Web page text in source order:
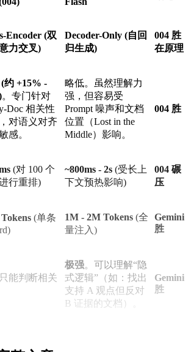
Encoder (双
力交叉)
Decoder-Only (自回
归生成)
004 胜
在原理
约 +15% -
。专门针对
Doc 相关性
对语义对齐
感。
略低。虽然理解力
强，但容易受
Prompt 噪声和文档
位置（Lost in the
Middle）影响。
004 胜
(对 100 个
行重排)
~800ms - 2s (受长上
下文预热影响)
004 碾
压
Tokens (单条
1M - 2M Tokens (全
量注入)
Gemini
胜
能判断相关
极强。可以理解“隐
式逻辑”（如：找出
支持 A 观点但反对
B 证据的文档）。
Gemini
胜